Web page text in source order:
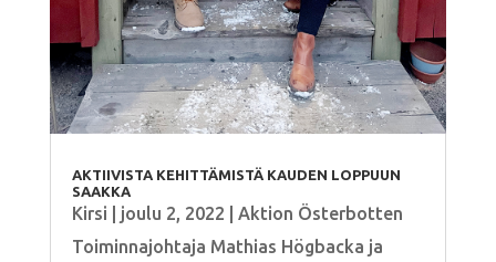
AKTIIVISTA KEHITTÄMISTÄ KAUDEN LOPPUUN
SAAKKA
Kirsi joulu 2, 2022
Aktion Österbotten
Toiminnajohtaja Mathias Högbacka ja